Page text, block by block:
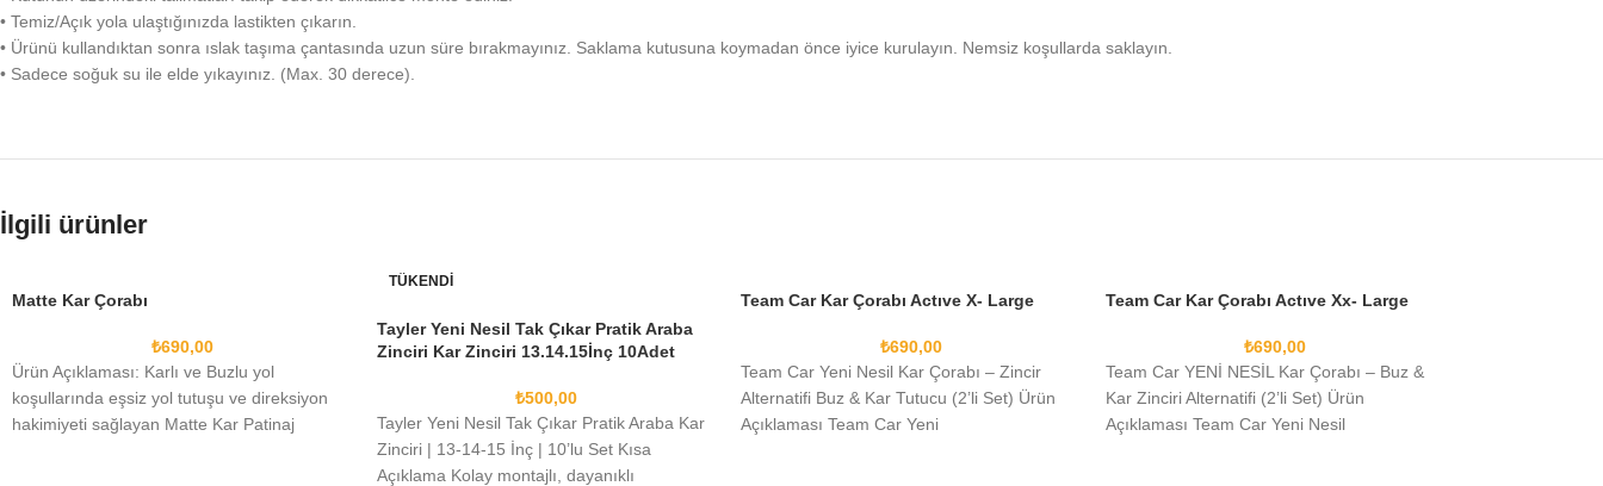
• Temiz/Açık yola ulaştığınızda lastikten çıkarın.
• Ürünü kullandıktan sonra ıslak taşıma çantasında uzun süre bırakmayınız. Saklama kutusuna koymadan önce iyice kurulayın. Nemsiz koşullarda saklayın.
• Sadece soğuk su ile elde yıkayınız. (Max. 30 derece).
İlgili ürünler
Matte Kar Çorabı
₺690,00
Ürün Açıklaması: Karlı ve Buzlu yol
koşullarında eşsiz yol tutuşu ve direksiyon
hakimiyeti sağlayan Matte Kar Patinaj
TÜKENDI
Tayler Yeni Nesil Tak Çıkar Pratik Araba
Zinciri Kar Zinciri 13.14.15İnç 10Adet
₺500,00
Tayler Yeni Nesil Tak Çıkar Pratik Araba Kar
Zinciri | 13-14-15 İnç | 10’lu Set Kısa
Açıklama Kolay montajlı, dayanıklı
Team Car Kar Çorabı Actıve X- Large
₺690,00
Team Car Yeni Nesil Kar Çorabı – Zincir
Alternatifi Buz & Kar Tutucu (2’li Set) Ürün
Açıklaması Team Car Yeni
Team Car Kar Çorabı Actıve Xx- Large
₺690,00
Team Car YENİ NESİL Kar Çorabı – Buz &
Kar Zinciri Alternatifi (2’li Set) Ürün
Açıklaması Team Car Yeni Nesil